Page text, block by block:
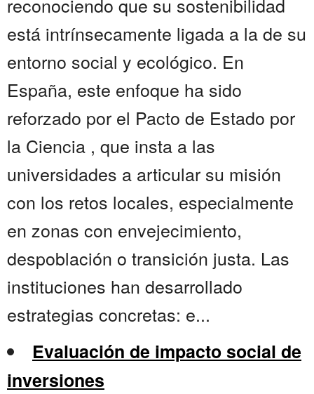
está intrínsecamente ligada a la de su
entorno social y ecológico. En
España, este enfoque ha sido
reforzado por el Pacto de Estado por
la Ciencia , que insta a las
universidades a articular su misión
con los retos locales, especialmente
en zonas con envejecimiento,
despoblación o transición justa. Las
instituciones han desarrollado
estrategias concretas: e...
Evaluación de impacto social de
inversiones